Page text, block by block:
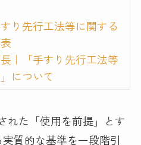
り先行工法等に関する
｜「手すり先行工法等
について
れた「使用を前提」とす
質的な基準を一段階引